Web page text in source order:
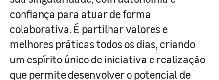
confiança para atuar de forma
colaborativa. É partilhar valores e
melhores práticas todos os dias, criando
um espírito único de iniciativa e realização
que permite desenvolver o potencial de